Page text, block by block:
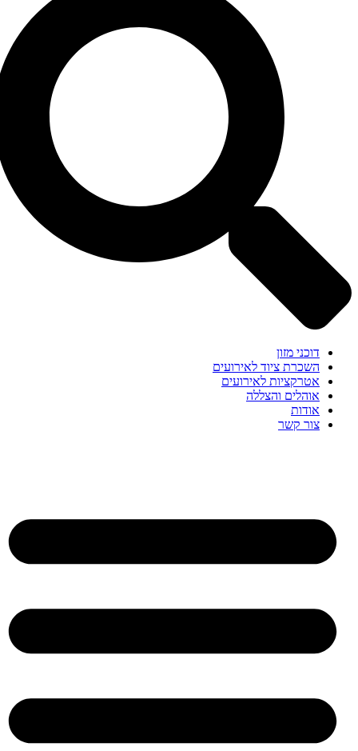
דוכני מזון
השכרת ציוד לאירועים
אטרקציות לאירועים
אוהלים והצללה
אודות
צור קשר